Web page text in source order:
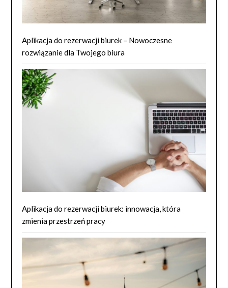
Aplikacja do rezerwacji biurek – Nowoczesne
rozwiązanie dla Twojego biura
Aplikacja do rezerwacji biurek: innowacja, która
zmienia przestrzeń pracy